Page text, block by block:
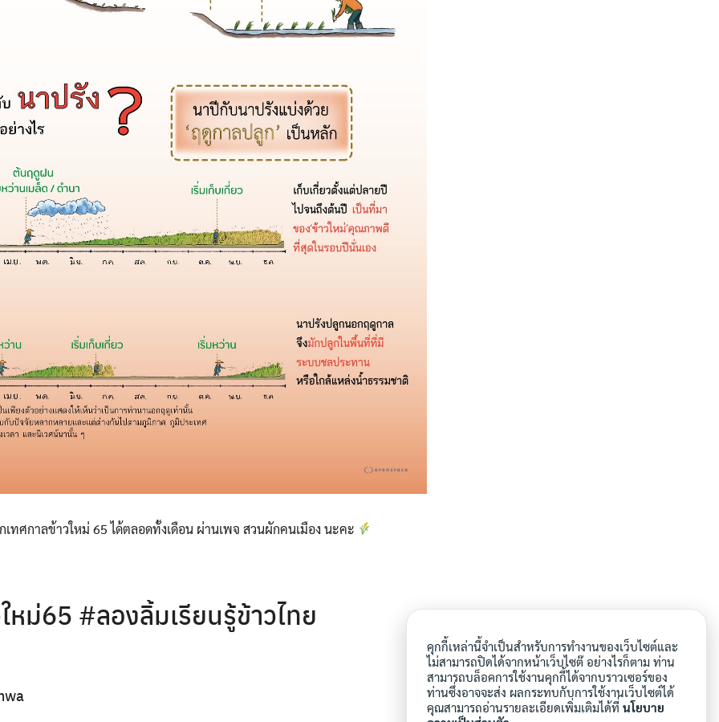
เทศกาลข้าวใหม่ 65 ได้ตลอดทั้งเดือน ผ่านเพจ สวนผักคนเมือง นะคะ
หม่65 #ลองลิ้มเรียนรู้ข้าวไทย
คุกกี้เหล่านี้จำเป็นสำหรับการทำงานของเว็บไซต์และ
ไม่สามารถปิดได้จากหน้าเว็บไซต๊ อย่างไรก็ตาม ท่าน
สามารถบล็อคการใช้งานคุกกี้ได้จากบราวเซอร์ของ
ท่านซึ่งอาจจะส่ง ผลกระทบกับการใช้งานเว็บไซต์ได้
คุณสามารถอ่านรายละเอียดเพิ่มเติมได้ที่ นโยบาย